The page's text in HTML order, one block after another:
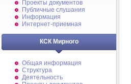
Проекты документов
Публичные слушания
Информация
Интернет-приемная
КСК Мирного
Общая информация
Структура
Деятельность